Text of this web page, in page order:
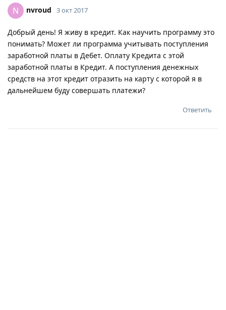
N nvroud 3 окт 2017
Добрый день! Я живу в кредит. Как научить программу это
понимать? Может ли программа учитывать поступления
заработной платы в Дебет. Оплату Кредита с этой
заработной платы в Кредит. А поступления денежных
средств на этот кредит отразить на карту с которой я в
дальнейшем буду совершать платежи?
Ответить